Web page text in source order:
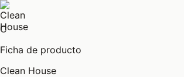
C
Ficha de producto
Clean House